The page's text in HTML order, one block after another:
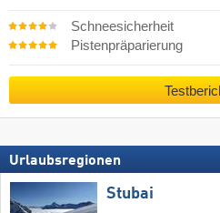
Schneesicherheit
Pistenpräparierung
Urlaubsregionen
Stubai